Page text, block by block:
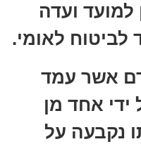
ועדה
לאומי.
אשר עמד
ידי אחד מן
נקבעה על